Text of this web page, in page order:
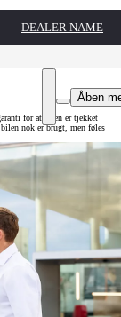
DEALER NAME
Åben
for at bilen er tjekket
nok er brugt, men føles